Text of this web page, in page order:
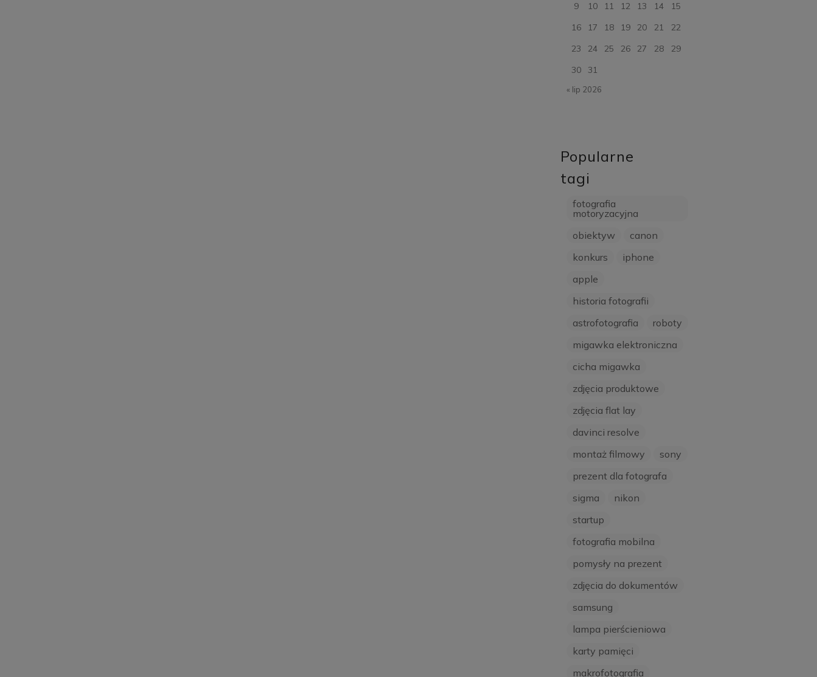
9
10 11 12 13 14
15
16
17 18 19 20 21
22
23
24 25 26 27 28
29
30
31
« lip 2026
Popularne
tagi
fotografia
motoryzacyjna
obiektyw
canon
konkurs
iphone
apple
historia fotografii
astrofotografia
roboty
migawka elektroniczna
cicha migawka
zdjęcia produktowe
zdjęcia flat lay
davinci resolve
montaż filmowy
sony
prezent dla fotografa
sigma
nikon
startup
fotografia mobilna
pomysły na prezent
zdjęcia do dokumentów
samsung
lampa pierścieniowa
karty pamięci
makrofotografia